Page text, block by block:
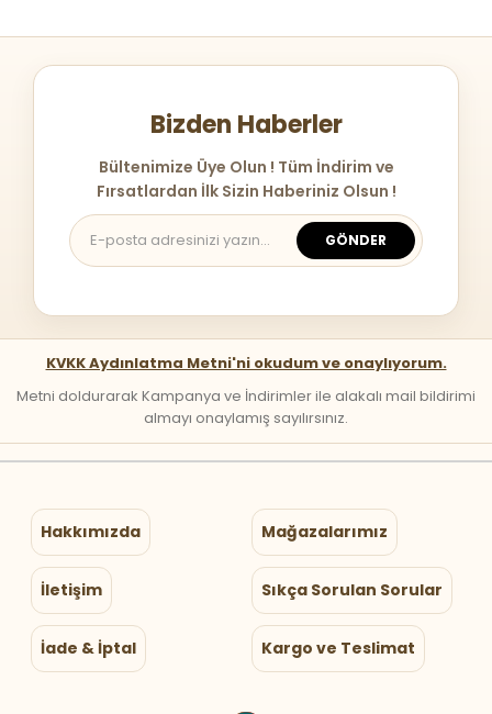
Bizden Haberler
Bültenimize Üye Olun ! Tüm İndirim ve
Fırsatlardan İlk Sizin Haberiniz Olsun !
GÖNDER
KVKK Aydınlatma Metni'ni okudum ve onaylıyorum.
Metni doldurarak Kampanya ve İndirimler ile alakalı mail bildirimi
almayı onaylamış sayılırsınız.
Hakkımızda Mağazalarımız
İletişim Sıkça Sorulan Sorular
İade & İptal Kargo ve Teslimat